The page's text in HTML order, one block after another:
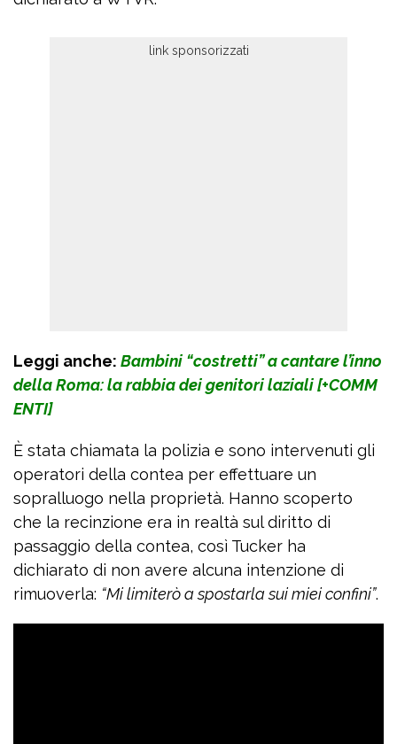
Leggi anche: Bambini “costretti” a cantare l’inno
della Roma: la rabbia dei genitori laziali [+COMM
ENTI]
È stata chiamata la polizia e sono intervenuti gli
operatori della contea per effettuare un
sopralluogo nella proprietà. Hanno scoperto
che la recinzione era in realtà sul diritto di
passaggio della contea, così Tucker ha
dichiarato di non avere alcuna intenzione di
rimuoverla: “Mi limiterò a spostarla sui miei confini”.